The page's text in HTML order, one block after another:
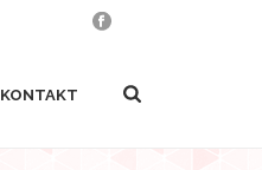
KONTAKT